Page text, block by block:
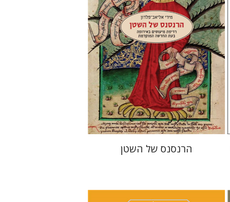
הנחת אתר ספר מודפס
$35
$32
הרנסנס של השטן